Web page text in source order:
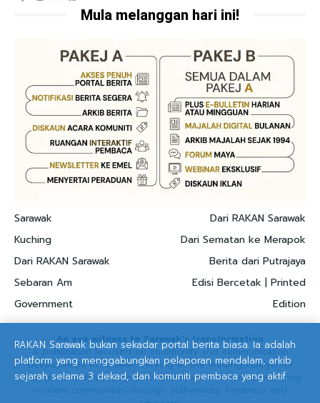
Mula melanggan hari ini!
Sarawak
Kuching
Dari RAKAN Sarawak
Sebaran Am
Government
Dari RAKAN Sarawak
Dari Sematan ke Merapok
Berita dari Putrajaya
Edisi Bercetak | Printed
Edition
An eye witness to Sarawak's transformation
A publication focused on community and communication
development in Sarawak, serving as the leading catalyst for
strategic and development communication solutions, nurturing
RAKAN Sarawak bukan sekadar portal berita biasa. Ia adalah
platform yang menggabungkan pelaporan mendalam, arkib
sejarah selama 3 dekad, dan komuniti pembaca yang aktif.